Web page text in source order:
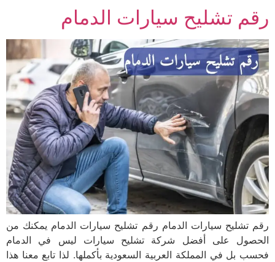
رقم تشليح سيارات الدمام
رقم تشليح سيارات الدمام رقم تشليح سيارات الدمام يمكنك من
الحصول على أفضل شركة تشليح سيارات ليس في الدمام
فحسب بل في المملكة العربية السعودية بأكملها. لذا تابع معنا هذا